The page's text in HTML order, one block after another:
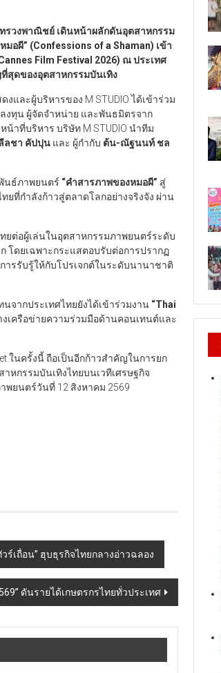
รวงพาณิชย์ เดินหน้าผลักดันอุตสาหกรรม
มอผี” (Confessions of a Shaman) เข้า
Film Festival 2026) ณ ประเทศ
สุดของอุตสาหกรรมบันเทิง
งและผู้บริหารของ M STUDIO ได้เข้าร่วม
ลงทุน ผู้จัดจำหน่าย และพันธมิตรจาก
น้าที่บริหาร บริษัท M STUDIO นำทีม
ลชา คัปปุน และ ผู้กำกับ ต้น-ณัฐนนท์ ชล
นธ์ภาพยนตร์ “คำสารภาพของหมอผี” สู่
ที่กำลังก้าวสู่ตลาดโลกอย่างจริงจัง ผ่าน
ยต่อผู้เล่นในอุตสาหกรรมภาพยนตร์ระดับ
โดยเฉพาะกระแสตอบรับต่อการปรากฏ
รรับรู้ให้กับโปรเจกต์ในระดับนานาชาติ
จากประเทศไทยยังได้เข้าร่วมงาน “Thai
เครือข่ายความร่วมมือด้านคอนเทนต์และ
ในครั้งนี้ ถือเป็นอีกก้าวสำคัญในการยก
หกรรมบันเทิงไทยบนเวทีเศรษฐกิจ
พยนตร์วันที่ 12 สิงหาคม 2569
ร์เถื่อน” ฮุบธุรกิจไทยกลางอ่าวฉลอง
ดันรายได้เกษตรกรไทยทั่วประเทศ